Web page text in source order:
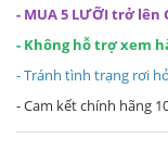
- MUA 5 LƯỠI trở lên
- Không hỗ trợ xem
- Tránh tình trạng rơi
- Cam kết chính hãng